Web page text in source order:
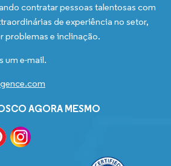
contratar pessoas talentosas com
de experiência no setor,
problemas e inclinação.
um e-mail.
AGORA MESMO